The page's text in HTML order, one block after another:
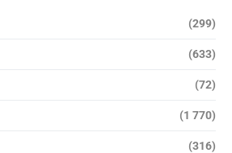
(299)
(633)
(72)
(1 770)
(316)